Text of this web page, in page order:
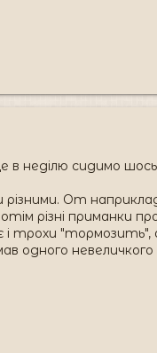
в неділю сидимо
От
різні
"тормозить",
одного невеличкого